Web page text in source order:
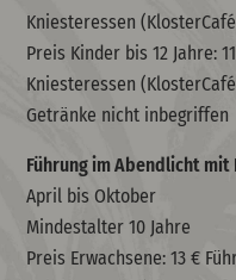
Kniesteressen
Preis Kinder bis 12 Jahre:
Kniesteressen
Getränke nicht inbegriffen
Führung im Abendlicht
April bis Oktober
Mindestalter 10 Jahre
Preis Erwachsene: 13 €